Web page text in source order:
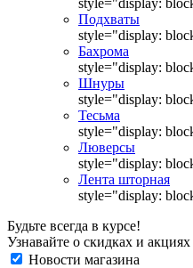
style="display:
Подхваты
style="display:
Бахрома
style="display:
Шнуры
style="display:
Тесьма
style="display:
Люверсы
style="display:
Лента шторная
style="display:
Будьте всегда в курсе!
Узнавайте о скидках и
Новости магазина